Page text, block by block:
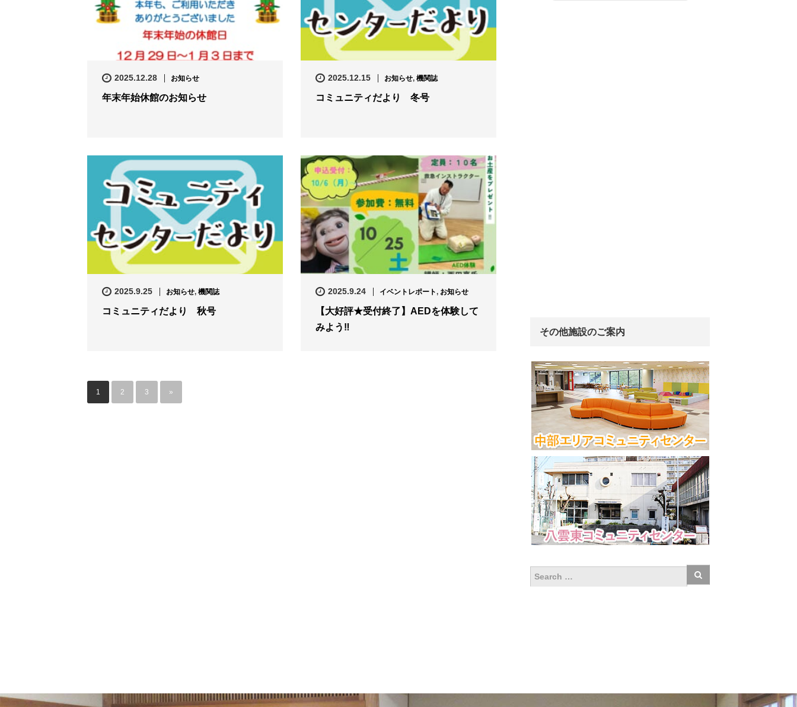
2025.12.28 お知らせ
年末年始休館のお知らせ
2025.12.15 お知らせ, 機関誌
コミュニティだより 冬号
2025.9.25 お知らせ, 機関誌
コミュニティだより 秋号
2025.9.24 イベントレポート, お知らせ
【大好評★受付終了】AEDを体験して
みよう‼
1 2 3 »
その他施設のご案内